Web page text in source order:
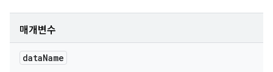
매개변수
dataName